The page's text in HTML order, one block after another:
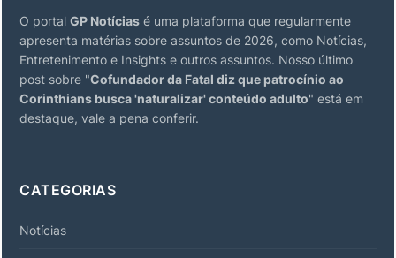
O portal GP Notícias é uma plataforma que regularmente
apresenta matérias sobre assuntos de 2026, como Notícias,
Entretenimento e Insights e outros assuntos. Nosso último
post sobre "Cofundador da Fatal diz que patrocínio ao
Corinthians busca 'naturalizar' conteúdo adulto" está em
destaque, vale a pena conferir.
CATEGORIAS
Notícias